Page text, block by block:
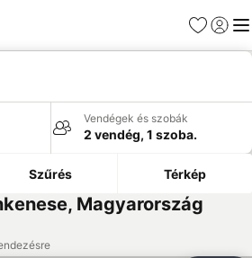
Kedvencek
Vendégek és szobák
2 vendég, 1 szoba.
Szűrés Térkép
Magyarország